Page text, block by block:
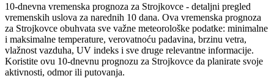
10-dnevna vremenska prognoza za Strojkovce - detaljni pregled
vremenskih uslova za narednih 10 dana. Ova vremenska prognoza
za Strojkovce obuhvata sve važne meteorološke podatke: minimalne
i maksimalne temperature, verovatnoću padavina, brzinu vetra,
vlažnost vazduha, UV indeks i sve druge relevantne informacije.
Koristite ovu 10-dnevnu prognozu za Strojkovce da planirate svoje
aktivnosti, odmor ili putovanja.